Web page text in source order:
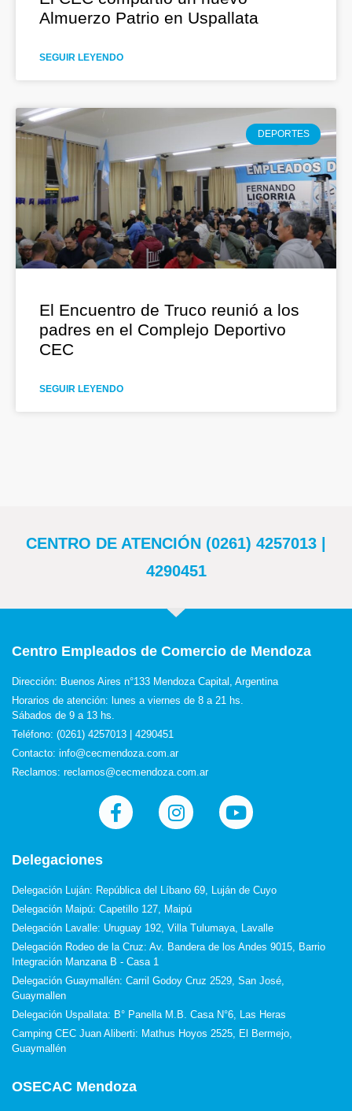
Almuerzo Patrio en Uspallata
SEGUIR LEYENDO
DEPORTES
El Encuentro de Truco reunió a los
padres en el Complejo Deportivo
CEC
SEGUIR LEYENDO
CENTRO DE ATENCIÓN (0261) 4257013 |
4290451
Centro Empleados de Comercio de Mendoza
Dirección: Buenos Aires n°133 Mendoza Capital, Argentina
Horarios de atención: lunes a viernes de 8 a 21 hs.
Sábados de 9 a 13 hs.
Teléfono: (0261) 4257013 | 4290451
Contacto: info@cecmendoza.com.ar
Reclamos: reclamos@cecmendoza.com.ar
Delegaciones
Delegación Luján: República del Líbano 69, Luján de Cuyo
Delegación Maipú: Capetillo 127, Maipú
Delegación Lavalle: Uruguay 192, Villa Tulumaya, Lavalle
Delegación Rodeo de la Cruz: Av. Bandera de los Andes 9015, Barrio
Integración Manzana B - Casa 1
Delegación Guaymallén: Carril Godoy Cruz 2529, San José,
Guaymallen
Delegación Uspallata: B° Panella M.B. Casa N°6, Las Heras
Camping CEC Juan Aliberti: Mathus Hoyos 2525, El Bermejo,
Guaymallén
OSECAC Mendoza